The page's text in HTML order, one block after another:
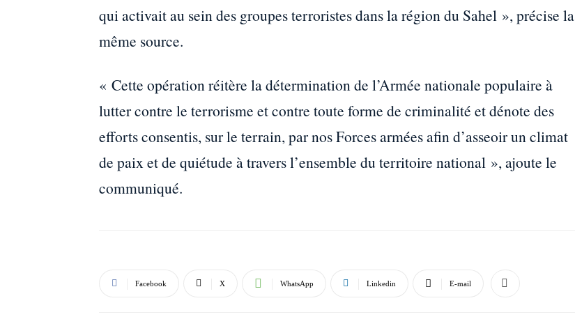
qui activait au sein des groupes terroristes dans la région du Sahel », précise la
même source.
« Cette opération réitère la détermination de l’Armée nationale populaire à
lutter contre le terrorisme et contre toute forme de criminalité et dénote des
efforts consentis, sur le terrain, par nos Forces armées afin d’asseoir un climat
de paix et de quiétude à travers l’ensemble du territoire national », ajoute le
communiqué.
Facebook X WhatsApp Linkedin E-mail